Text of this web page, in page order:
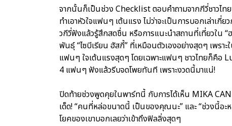
จากนั้นก็เป็นช่วง Checklist ตอบคำถามจากกีวี่ชาวไท
ทำเอาหัวใจแฟนๆ เต้นแรง ไม่ว่าจะเป็นการบอกเล่าเกี่
วกีวี่ฟังแล้วรู้สึกสดชื่น หรือการแนะนำสถานที่เที่ยวใน “
พันธุ์ “ไซบีเรียน ฮัสกี้” ที่เหมือนตัวเองอย่างสุดๆ เพร
แฟนๆ ใจเต้นแรงสุดๆ โดยเฉพาะแฟนๆ ชาวไทยก็คือ
4 แฟนๆ ฟังแล้วรีบจดโพยทันที เพราะงวดนี้มาแน่!
ปิดท้ายช่วงพูดคุยในพาร์ทนี้ กับการได้เห็น MIKA CAN
เด็ด! “คนที่หล่อขนาดนี้ เป็นของคุณนะ” และ “ช่วงนี้อะ
โยคของเขาบอกเลยว่าเข้าถึงฟิลลิ่งสุดๆ